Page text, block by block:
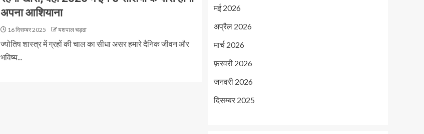
अपना आशियाना
16 दिसम्बर 2025 यशपाल चड्ढा
ज्योतिष शास्त्र में ग्रहों की चाल का सीधा असर हमारे दैनिक जीवन और
भविष्य...
मई 2026
अप्रैल 2026
मार्च 2026
फ़रवरी 2026
जनवरी 2026
दिसम्बर 2025